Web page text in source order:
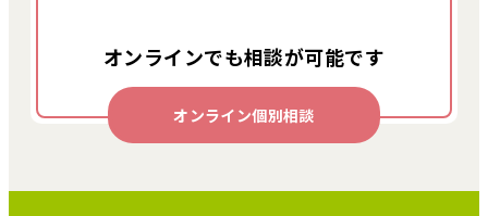
オンラインでも相談が可能です
オンライン個別相談